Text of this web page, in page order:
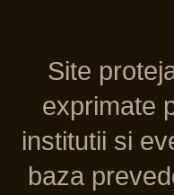
Site
exprimate
institutii si
baza